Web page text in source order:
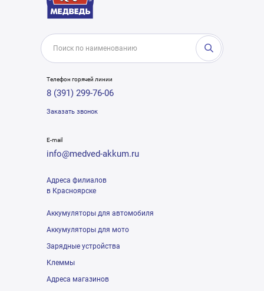
Телефон горячей линии
8 (391) 299-76-06
Заказать звонок
E-mail
info@medved-akkum.ru
Адреса филиалов
в Красноярске
Аккумуляторы для автомобиля
Аккумуляторы для мото
Зарядные устройства
Клеммы
Адреса магазинов